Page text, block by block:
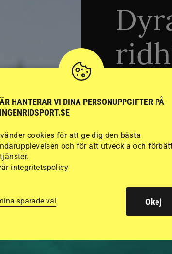
15 ridhjälmar
säkraste.
de olika
HANTERAR VI DINA PERSONUPPGIFTER PÅ
cookies för att ge dig den bästa
och för att utveckla och
integritetspolicy
sparade val Okej